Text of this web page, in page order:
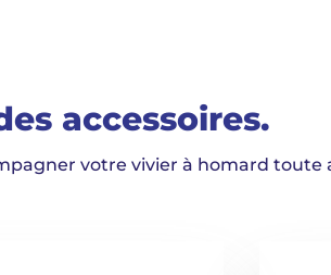
accessoires.
votre vivier à homard toute